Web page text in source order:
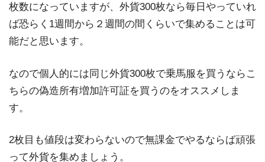
枚数になっていますが、外貨300枚なら毎日やっていれ
ば恐らく1週間から２週間の間くらいで集めることは可
能だと思います。
なので個人的には同じ外貨300枚で乗馬服を買うならこ
ちらの偽造所有増加許可証を買うのをオススメしま
す。
2枚目も値段は変わらないので無課金でやるならば頑張
って外貨を集めましょう。